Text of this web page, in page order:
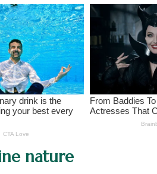
nature